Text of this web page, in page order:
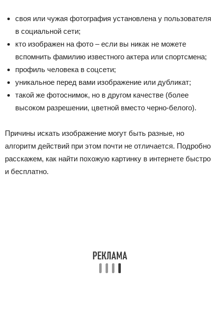
своя или чужая фотография установлена у пользователя
в социальной сети;
кто изображен на фото – если вы никак не можете
вспомнить фамилию известного актера или спортсмена;
профиль человека в соцсети;
уникальное перед вами изображение или дубликат;
такой же фотоснимок, но в другом качестве (более
высоком разрешении, цветной вместо черно-белого).
Причины искать изображение могут быть разные, но
алгоритм действий при этом почти не отличается. Подробно
расскажем, как найти похожую картинку в интернете быстро
и бесплатно.